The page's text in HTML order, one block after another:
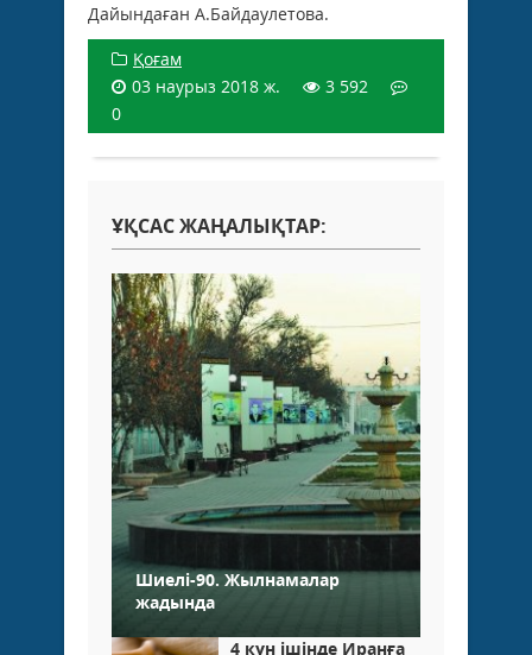
Дайындаған А.Байдаулетова.
Қоғам
03 наурыз 2018 ж.
3 592
0
ҰҚСАС ЖАҢАЛЫҚТАР:
Шиелі-90. Жылнамалар
жадында
4 күн ішінде Иранға